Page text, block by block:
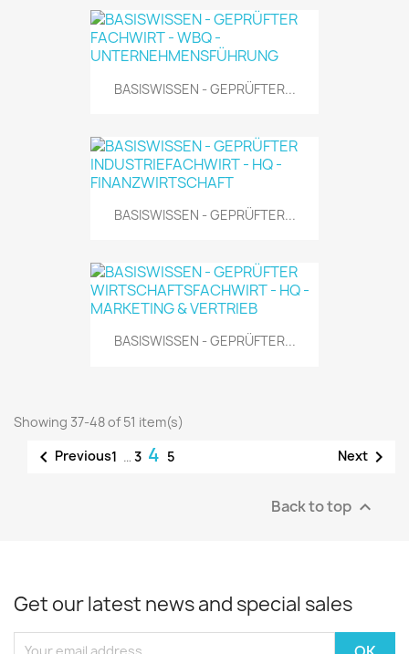
BASISWISSEN - GEPRÜFTER...
BASISWISSEN - GEPRÜFTER...
BASISWISSEN - GEPRÜFTER...
Showing 37-48 of 51 item(s)
 Previous1 … 3 4 5 Next 
Back to top 
Get our latest news and special sales